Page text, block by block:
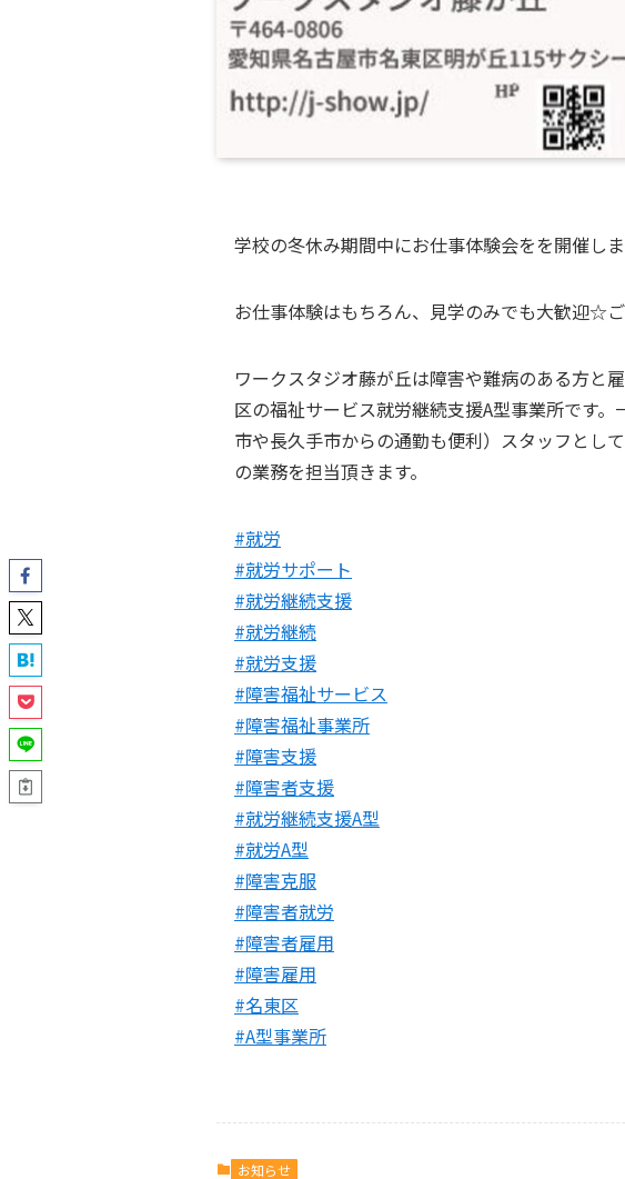
学校の冬休み期間中にお仕事体験会をを開催し
お仕事体験はもちろん、見学のみでも大歓迎☆
ワークスタジオ藤が丘は障害や難病のある方と
区の福祉サービス就労継続支援A型事業所です
市や長久手市からの通勤も便利）スタッフとし
の業務を担当頂きます。
#就労
#就労サポート
#就労継続支援
#就労継続
#就労支援
#障害福祉サービス
#障害福祉事業所
#障害支援
#障害者支援
#就労継続支援A型
#就労A型
#障害克服
#障害者就労
#障害者雇用
#障害雇用
#名東区
#A型事業所
お知らせ